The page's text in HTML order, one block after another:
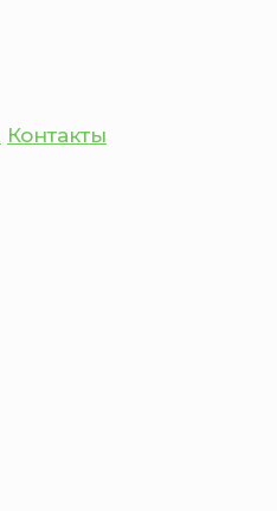
Контакты